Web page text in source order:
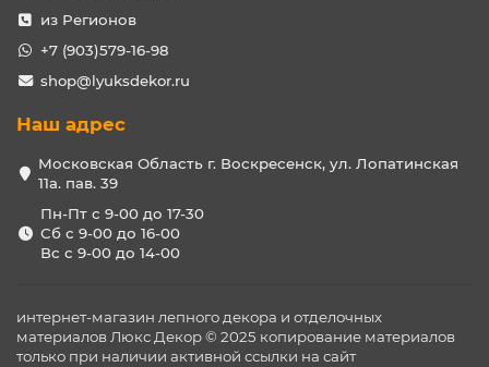
из Регионов
+7 (903)579-16-98
shop@lyuksdekor.ru
Наш адрес
Московская Область г. Воскресенск, ул. Лопатинская
11а. пав. 39
Пн-Пт с 9-00 до 17-30
Сб с 9-00 до 16-00
Вс с 9-00 до 14-00
интернет-магазин лепного декора и отделочных
материалов Люкс Декор © 2025 копирование материалов
только при наличии активной ссылки на сайт